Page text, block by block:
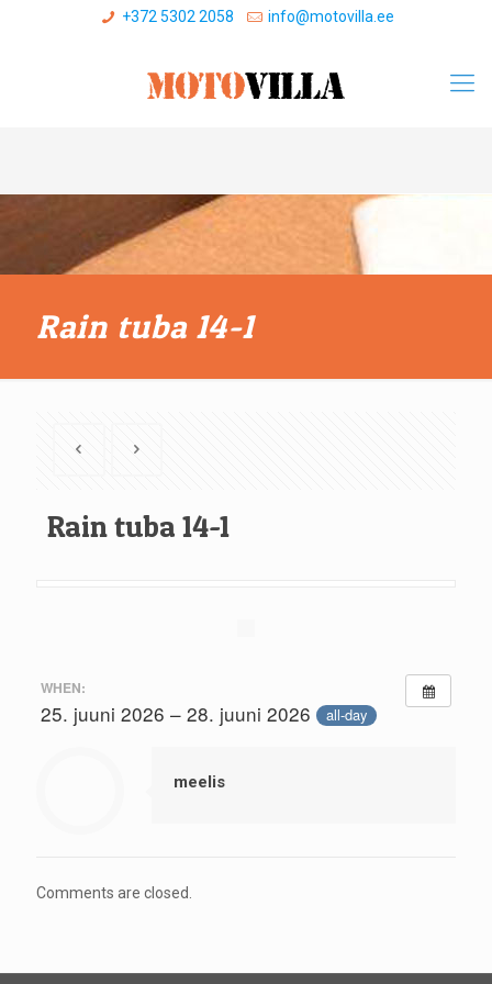
+372 5302 2058 info@motovilla.ee
Rain tuba 14-1
Rain tuba 14-1
WHEN:
25. juuni 2026 – 28. juuni 2026 all-day
meelis
Comments are closed.